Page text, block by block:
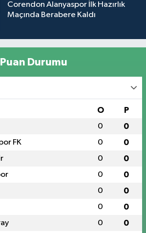
Corendon Alanyaspor İlk Hazırlık
Maçında Berabere Kaldı
Durumu
O P
0 0
FK 0 0
0 0
0 0
0 0
0 0
0 0